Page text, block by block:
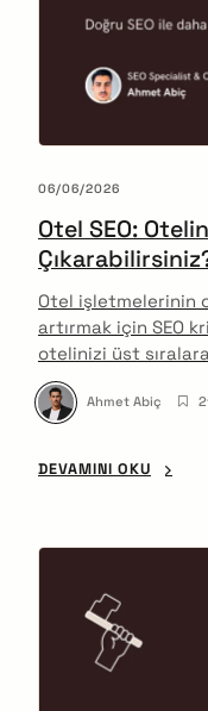
06/06/2026
Otel SEO:
Otel işletmelerinin
artırmak için SEO
otelinizi üst
kelimelerden içerik
yerel SEO’dan
SEO taktiklerini
Ahmet Abiç
DEVAMINI OKU